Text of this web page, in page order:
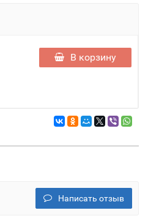
В корзину
Написать отзыв